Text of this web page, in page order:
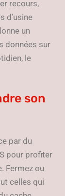
recours,
d’usine
un
données sur
le
son
par du
pour profiter
Fermez ou
celles qui